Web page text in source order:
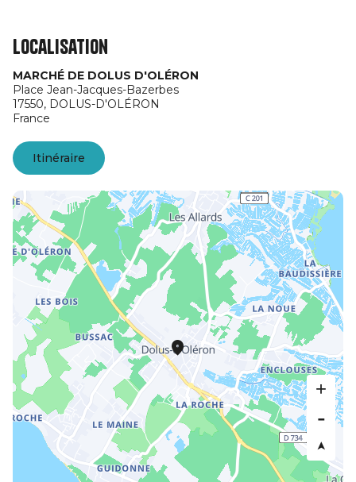
Localisation
MARCHÉ DE DOLUS D'OLÉRON
Place Jean-Jacques-Bazerbes
17550, DOLUS-D'OLÉRON
France
Itinéraire